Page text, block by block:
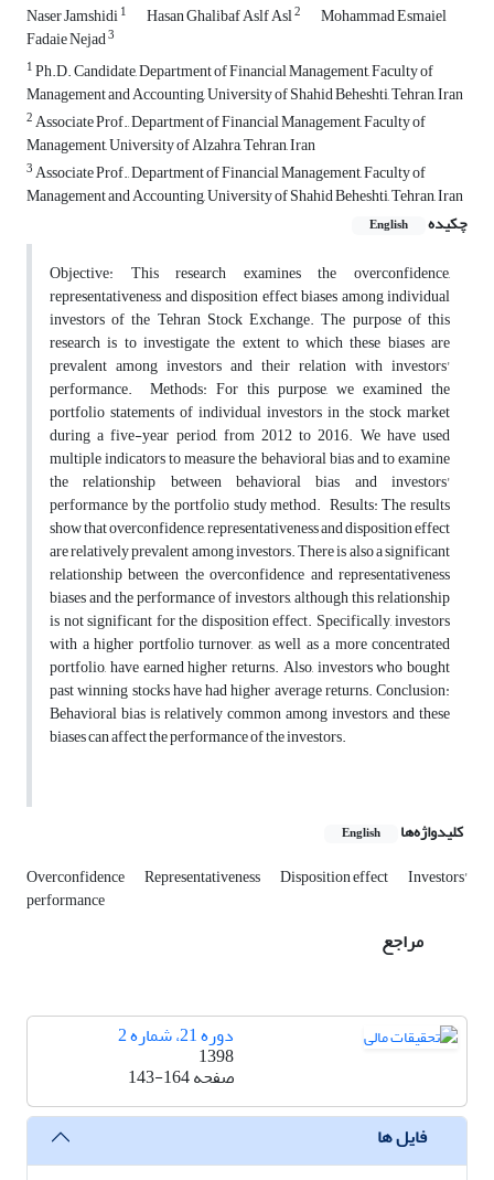
Naser Jamshidi1 Hasan Ghalibaf Aslf Asl2 Mohammad Esmaiel
Fadaie Nejad3
1Ph.D. Candidate, Department of Financial Management, Faculty of
Management and Accounting, University of Shahid Beheshti, Tehran, Iran
2Associate Prof., Department of Financial Management, Faculty of
Management, University of Alzahra, Tehran, Iran
3Associate Prof., Department of Financial Management, Faculty of
Management and Accounting, University of Shahid Beheshti, Tehran, Iran
چکیده
English
Objective: This research examines the overconfidence,
representativeness and disposition effect biases among individual
investors of the Tehran Stock Exchange. The purpose of this
research is to investigate the extent to which these biases are
prevalent among investors and their relation with investors'
performance. Methods: For this purpose, we examined the
portfolio statements of individual investors in the stock market
during a five-year period, from 2012 to 2016. We have used
multiple indicators to measure the behavioral bias and to examine
the relationship between behavioral bias and investors'
performance by the portfolio study method. Results: The results
show that overconfidence, representativeness and disposition effect
are relatively prevalent among investors. There is also a significant
relationship between the overconfidence and representativeness
biases and the performance of investors, although this relationship
is not significant for the disposition effect. Specifically, investors
with a higher portfolio turnover, as well as a more concentrated
portfolio, have earned higher returns. Also, investors who bought
past winning stocks have had higher average returns. Conclusion:
Behavioral bias is relatively common among investors, and these
biases can affect the performance of the investors.
کلیدواژه‌ها English
Overconfidence Representativeness Disposition effect Investors'
performance
مراجع
دوره 21، شماره 2
1398
صفحه143-164
فایل ها